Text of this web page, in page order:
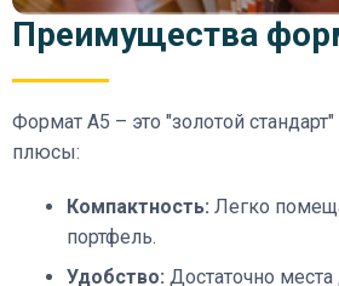
Преимущества
Формат А5 – это "золотой
плюсы:
Компактность: Легко
портфель.
Удобство: Достаточно места